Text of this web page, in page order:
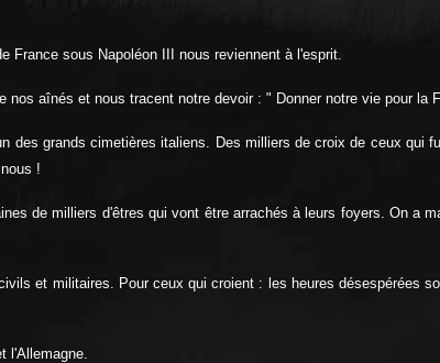
France sous Napoléon III nous reviennent à l'esprit.
aînés et nous tracent notre devoir : " Donner notre vie pour la
des grands cimetières italiens. Des milliers de croix de ceux qui
!
de milliers d'êtres qui vont être arrachés à leurs foyers. On a
et militaires. Pour ceux qui croient : les heures désespérées
l'Allemagne.